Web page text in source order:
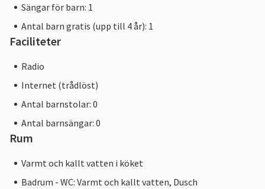
Sängar för barn: 1
Antal barn gratis (upp till 4 år): 1
Faciliteter
Radio
Internet (trådlöst)
Antal barnstolar: 0
Antal barnsängar: 0
Rum
Varmt och kallt vatten i köket
Badrum - WC: Varmt och kallt vatten, Dusch